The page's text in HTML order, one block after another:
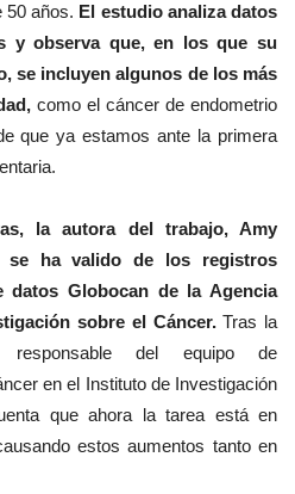
50 años. El estudio analiza datos
y observa que, en los que su
se incluyen algunos de los más
como el cáncer de endometrio
que ya estamos ante la primera
la autora del trabajo, Amy
se ha valido de los registros
datos Globocan de la Agencia
sobre el Cáncer.Tras la
responsable del equipo de
en el Instituto de Investigación
que ahora la tarea está en
estos aumentos tanto en